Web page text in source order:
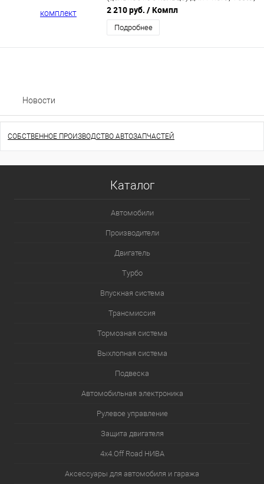
Granta, Iskra MAREL PRC-P825
2 210 руб. / Компл
Подробнее
Новости
СОБСТВЕННОЕ ПРОИЗВОДСТВО АВТОЗАПЧАСТЕЙ
Каталог
Автомобили
Производители
Двигатель
Турбо
Впускная система
Трансмиссия
Тормозная система
Выхлопная система
Подвеска
Автомобильная электроника
Рулевое управление
Защита двигателя
4х4.Off Road НИВА
Аксессуары для автомобиля и гаража